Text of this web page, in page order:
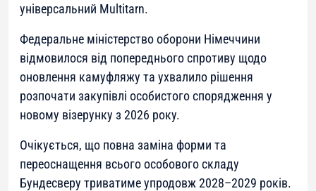
універсальний Multitarn.
Федеральне міністерство оборони Німеччини
відмовилося від попереднього спротиву щодо
оновлення камуфляжу та ухвалило рішення
розпочати закупівлі особистого спорядження у
новому візерунку з 2026 року.
Очікується, що повна заміна форми та
переоснащення всього особового складу
Бундесверу триватиме упродовж 2028–2029 років.